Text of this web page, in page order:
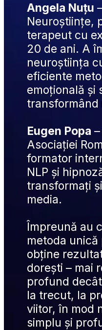
Angela Nuțu
Neuroștiințe,
terapeut cu
20 de ani. A
neuroștiința
eficiente
emoțională și
transformând
Eugen Popa
Asociației
formator
NLP și
transformați
media.
Împreună au
metoda
obține
dorești – mai
profund
la trecut, la
viitor, în mod
simplu și